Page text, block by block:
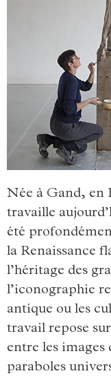
Née à Gand, en
travaille
été
la Renaissance
l’héritage des
l’iconographie
antique ou les
travail repose
entre les images
paraboles